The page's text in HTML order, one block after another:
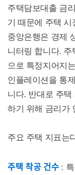
주택담보대출 금
기 때문에 주택
중앙은행은 경제
니터링 합니다.
으로 특정지어지
인플레이션을 통
니다. 반대로 주
하기 위해 금리가
주요 주택 지표는
주택 착공 건수: 특